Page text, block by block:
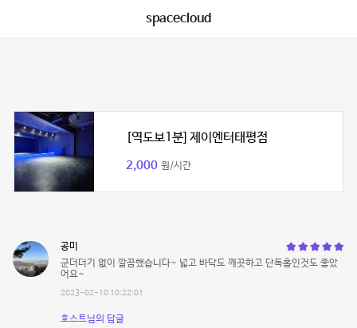
spacecloud
[역도보1분] 제이엔터태평점
2,000 원/시간
공미
군더더기 없이 깔끔했습니다~ 넓고 바닥도 깨끗하고 단독홀인것도 좋았
어요~
2023-02-10 10:22:01
호스트님의 답글